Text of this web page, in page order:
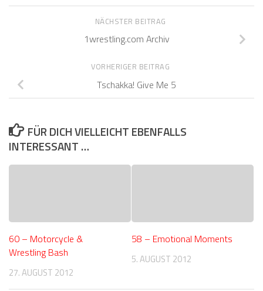
NÄCHSTER BEITRAG
1wrestling.com Archiv
VORHERIGER BEITRAG
Tschakka! Give Me 5
FÜR DICH VIELLEICHT EBENFALLS
INTERESSANT …
60 – Motorcycle &
Wrestling Bash
27. AUGUST 2012
58 – Emotional Moments
5. AUGUST 2012